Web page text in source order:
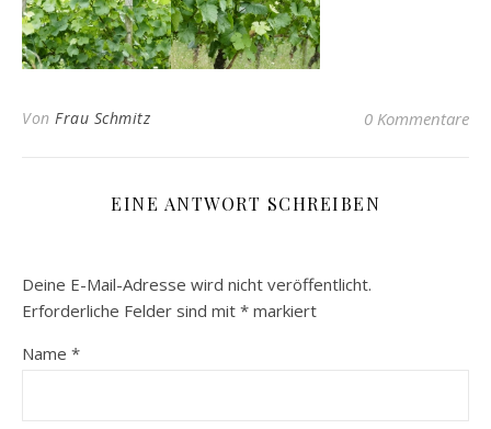
Von Frau Schmitz 0 Kommentare
EINE ANTWORT SCHREIBEN
Deine E-Mail-Adresse wird nicht veröffentlicht.
Erforderliche Felder sind mit * markiert
Name *